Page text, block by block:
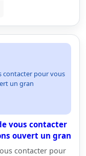
contacter pour vous
un gran
vous contacter
ouvert un gran
contacter pour